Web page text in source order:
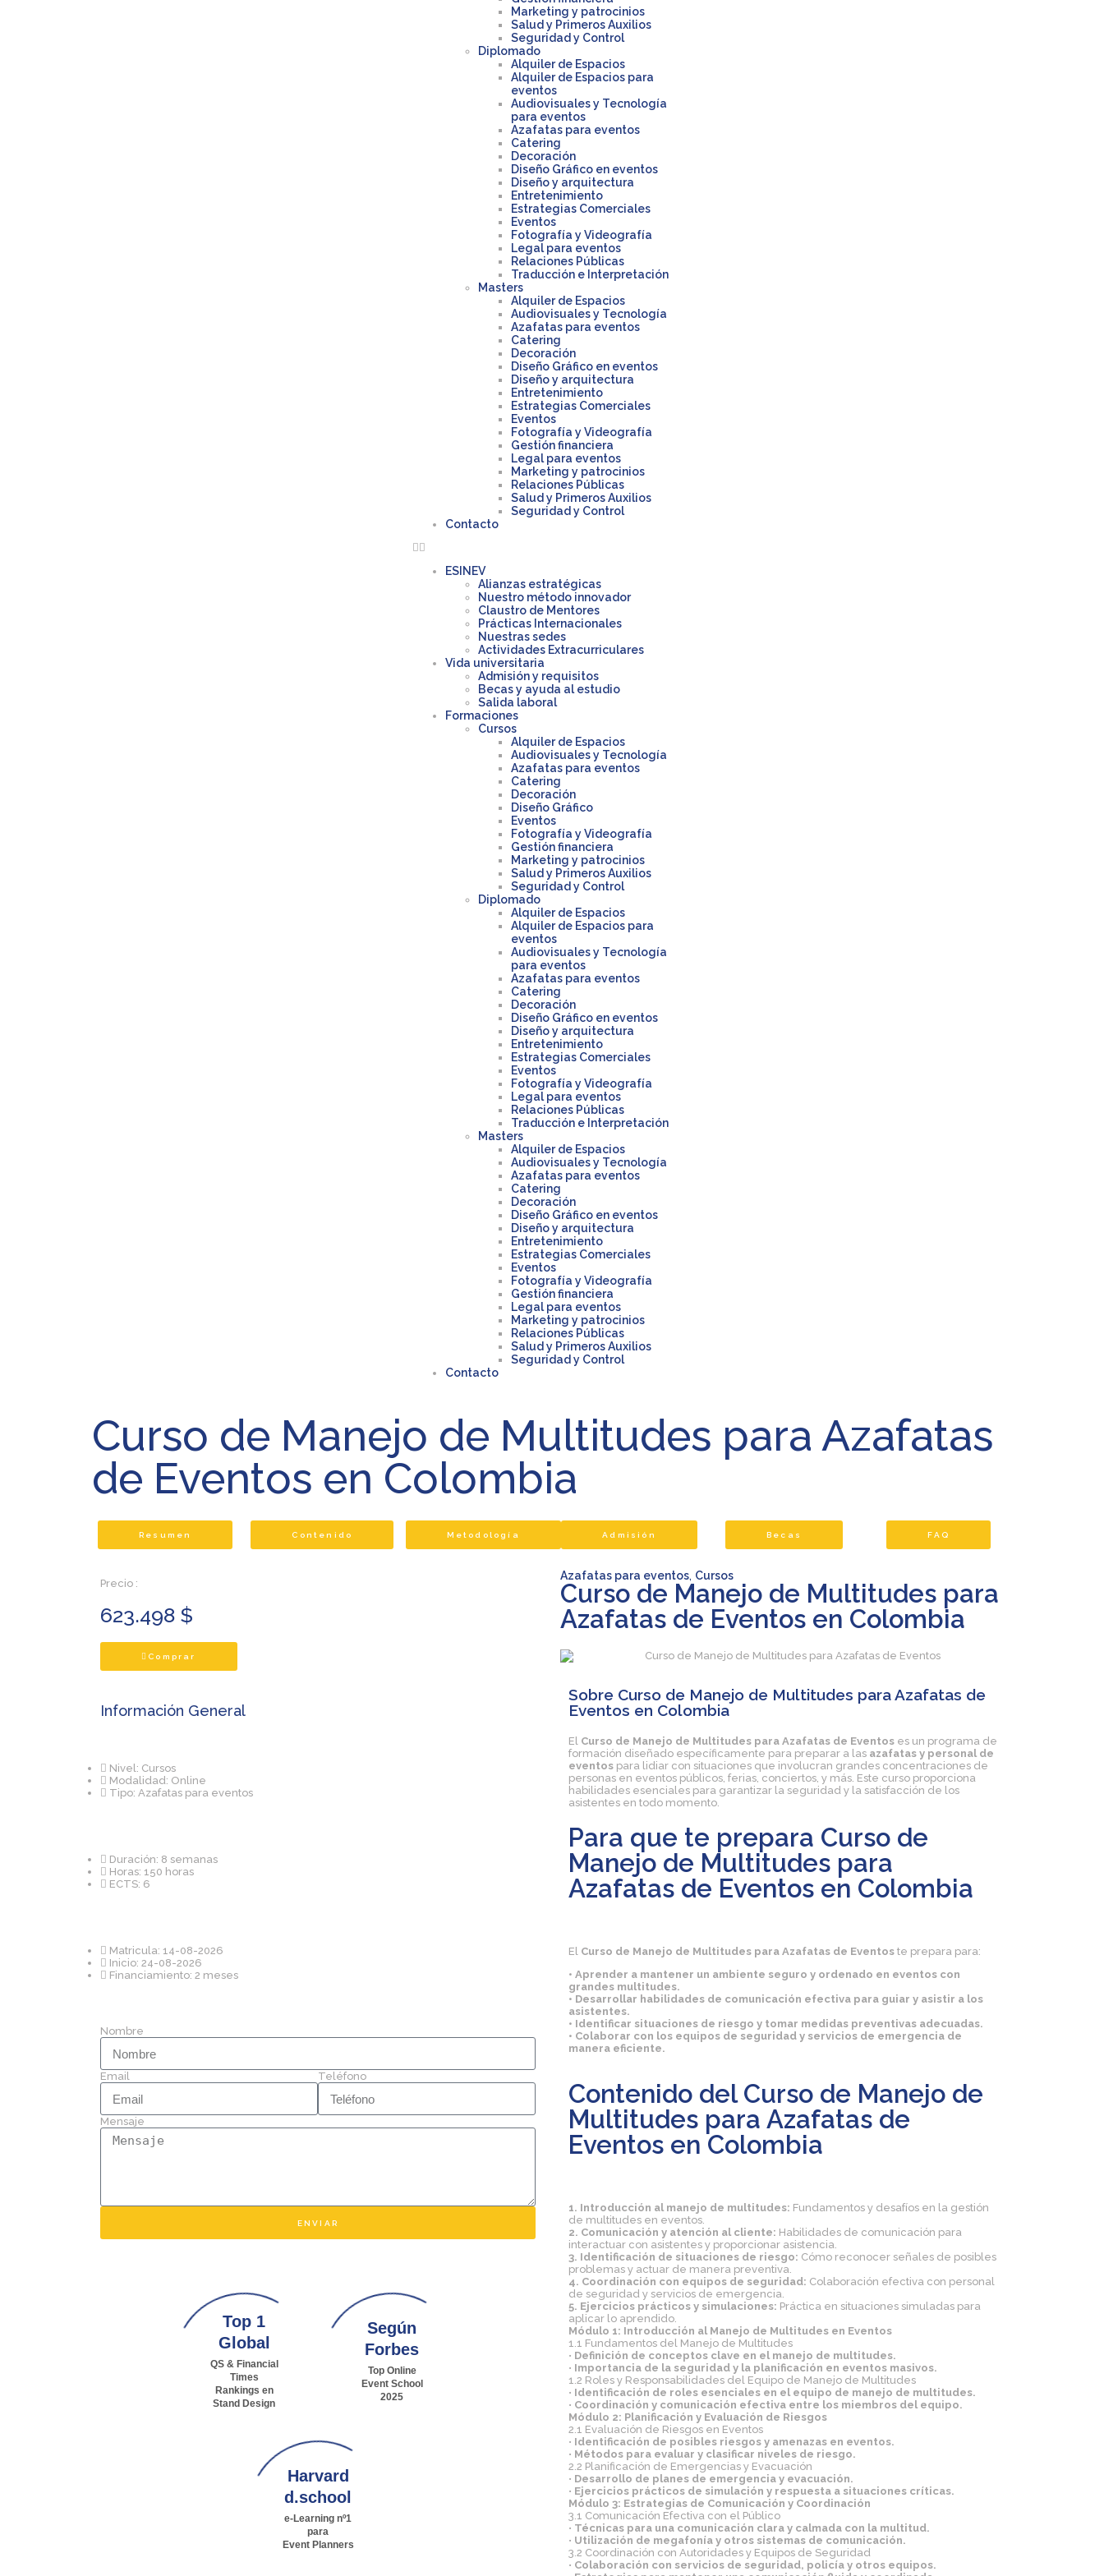
Marketing y patrocinios
Salud y Primeros Auxilios
Seguridad y Control
Diplomado
Alquiler de Espacios
Alquiler de Espacios para
eventos
Audiovisuales y Tecnología
para eventos
Azafatas para eventos
Catering
Decoración
Diseño Gráfico en eventos
Diseño y arquitectura
Entretenimiento
Estrategias Comerciales
Eventos
Fotografía y Videografía
Legal para eventos
Relaciones Públicas
Traducción e Interpretación
Masters
Alquiler de Espacios
Audiovisuales y Tecnología
Azafatas para eventos
Catering
Decoración
Diseño Gráfico en eventos
Diseño y arquitectura
Entretenimiento
Estrategias Comerciales
Eventos
Fotografía y Videografía
Gestión financiera
Legal para eventos
Marketing y patrocinios
Relaciones Públicas
Salud y Primeros Auxilios
Seguridad y Control
Contacto
ESINEV
Alianzas estratégicas
Nuestro método innovador
Claustro de Mentores
Prácticas Internacionales
Nuestras sedes
Actividades Extracurriculares
Vida universitaria
Admisión y requisitos
Becas y ayuda al estudio
Salida laboral
Formaciones
Cursos
Alquiler de Espacios
Audiovisuales y Tecnología
Azafatas para eventos
Catering
Decoración
Diseño Gráfico
Eventos
Fotografía y Videografía
Gestión financiera
Marketing y patrocinios
Salud y Primeros Auxilios
Seguridad y Control
Diplomado
Alquiler de Espacios
Alquiler de Espacios para
eventos
Audiovisuales y Tecnología
para eventos
Azafatas para eventos
Catering
Decoración
Diseño Gráfico en eventos
Diseño y arquitectura
Entretenimiento
Estrategias Comerciales
Eventos
Fotografía y Videografía
Legal para eventos
Relaciones Públicas
Traducción e Interpretación
Masters
Alquiler de Espacios
Audiovisuales y Tecnología
Azafatas para eventos
Catering
Decoración
Diseño Gráfico en eventos
Diseño y arquitectura
Entretenimiento
Estrategias Comerciales
Eventos
Fotografía y Videografía
Gestión financiera
Legal para eventos
Marketing y patrocinios
Relaciones Públicas
Salud y Primeros Auxilios
Seguridad y Control
Contacto
Curso de Manejo de Multitudes para Azafatas
de Eventos en Colombia
Resumen Contenido Metodología Admisión Becas FAQ
Precio :
623.498 $
Comprar
Información General
Nivel: Cursos
Modalidad: Online
Tipo: Azafatas para eventos
Duración: 8 semanas
Horas: 150 horas
ECTS: 6
Matricula: 14-08-2026
Inicio: 24-08-2026
Financiamiento: 2 meses
Nombre
Email Teléfono
Mensaje
ENVIAR
Top 1
Global
QS & Financial
Times
Rankings en
Stand Design
Según
Forbes
Top Online
Event School
2025
Harvard
d.school
e-Learning nº1
para
Event Planners
Azafatas para eventos, Cursos
Curso de Manejo de Multitudes para
Azafatas de Eventos en Colombia
Sobre Curso de Manejo de Multitudes para Azafatas de
Eventos en Colombia
El Curso de Manejo de Multitudes para Azafatas de Eventos es un programa de
formación diseñado específicamente para preparar a las azafatas y personal de
eventos para lidiar con situaciones que involucran grandes concentraciones de
personas en eventos públicos, ferias, conciertos, y más. Este curso proporciona
habilidades esenciales para garantizar la seguridad y la satisfacción de los
asistentes en todo momento.
Para que te prepara Curso de
Manejo de Multitudes para
Azafatas de Eventos en Colombia
El Curso de Manejo de Multitudes para Azafatas de Eventos te prepara para:
• Aprender a mantener un ambiente seguro y ordenado en eventos con
grandes multitudes.
• Desarrollar habilidades de comunicación efectiva para guiar y asistir a los
asistentes.
• Identificar situaciones de riesgo y tomar medidas preventivas adecuadas.
• Colaborar con los equipos de seguridad y servicios de emergencia de
manera eficiente.
Contenido del Curso de Manejo de
Multitudes para Azafatas de
Eventos en Colombia
1. Introducción al manejo de multitudes: Fundamentos y desafíos en la gestión
de multitudes en eventos.
2. Comunicación y atención al cliente: Habilidades de comunicación para
interactuar con asistentes y proporcionar asistencia.
3. Identificación de situaciones de riesgo: Cómo reconocer señales de posibles
problemas y actuar de manera preventiva.
4. Coordinación con equipos de seguridad: Colaboración efectiva con personal
de seguridad y servicios de emergencia.
5. Ejercicios prácticos y simulaciones: Práctica en situaciones simuladas para
aplicar lo aprendido.
Módulo 1: Introducción al Manejo de Multitudes en Eventos
1.1 Fundamentos del Manejo de Multitudes
• Definición de conceptos clave en el manejo de multitudes.
• Importancia de la seguridad y la planificación en eventos masivos.
1.2 Roles y Responsabilidades del Equipo de Manejo de Multitudes
• Identificación de roles esenciales en el equipo de manejo de multitudes.
• Coordinación y comunicación efectiva entre los miembros del equipo.
Módulo 2: Planificación y Evaluación de Riesgos
2.1 Evaluación de Riesgos en Eventos
• Identificación de posibles riesgos y amenazas en eventos.
• Métodos para evaluar y clasificar niveles de riesgo.
2.2 Planificación de Emergencias y Evacuación
• Desarrollo de planes de emergencia y evacuación.
• Ejercicios prácticos de simulación y respuesta a situaciones críticas.
Módulo 3: Estrategias de Comunicación y Coordinación
3.1 Comunicación Efectiva con el Público
• Técnicas para una comunicación clara y calmada con la multitud.
• Utilización de megafonía y otros sistemas de comunicación.
3.2 Coordinación con Autoridades y Equipos de Seguridad
• Colaboración con servicios de seguridad, policía y otros equipos.